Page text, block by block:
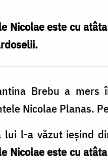
Nicolae este cu
Brebu a
Nicolae Planas.
lui l-a văzut ieșind
Nicolae este cu